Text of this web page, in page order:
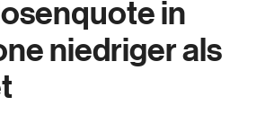
in
niedriger als